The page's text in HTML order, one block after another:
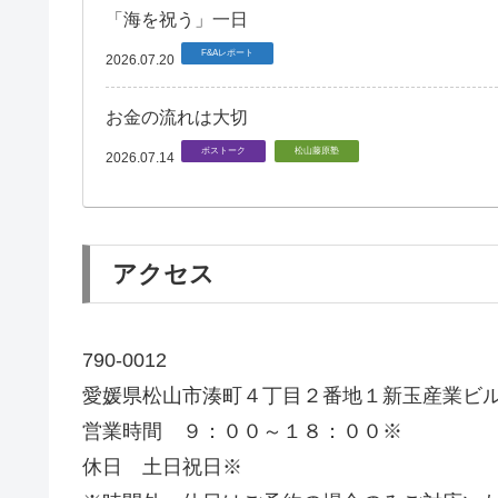
「海を祝う」一日
2026.07.20 F&Aレポート
お金の流れは大切
2026.07.14 ボストーク 松山藤原塾
アクセス
790-0012
愛媛県松山市湊町４丁目２番地１新玉産業ビ
営業時間 ９：００～１８：００※
休日 土日祝日※